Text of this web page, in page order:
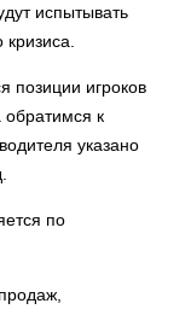
испытывать
позиции игроков
обратимся к
указано
по